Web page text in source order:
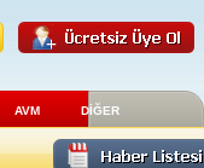
AVM DİĞER